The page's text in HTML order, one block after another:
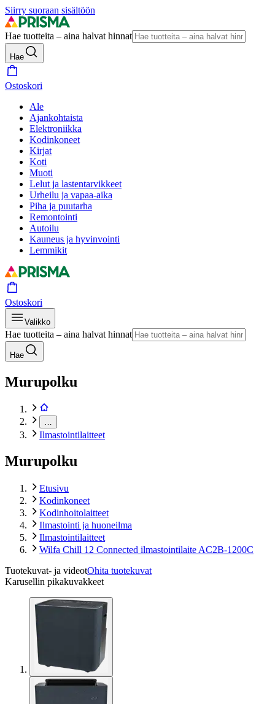
Siirry suoraan sisältöön
Hae tuotteita – aina halvat hinnat
Hae
Ostoskori
Ale
Ajankohtaista
Elektroniikka
Kodinkoneet
Kirjat
Koti
Muoti
Lelut ja lastentarvikkeet
Urheilu ja vapaa-aika
Piha ja puutarha
Remontointi
Autoilu
Kauneus ja hyvinvointi
Lemmikit
Ostoskori
Valikko
Hae tuotteita – aina halvat hinnat
Hae
Murupolku
Ilmastointilaitteet
Murupolku
Etusivu
Kodinkoneet
Kodinhoitolaitteet
Ilmastointi ja huoneilma
Ilmastointilaitteet
Wilfa Chill 12 Connected ilmastointilaite AC2B-1200C
Tuotekuvat- ja videotOhita tuotekuvat
Karusellin pikakuvakkeet